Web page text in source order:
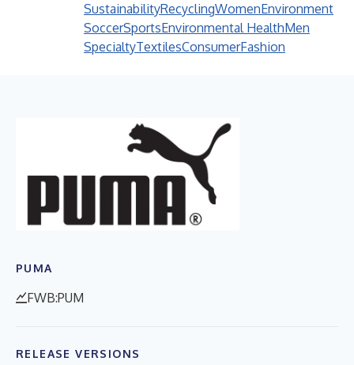
SustainabilityRecyclingWomenEnvironment
SoccerSportsEnvironmental HealthMen
SpecialtyTextilesConsumerFashion
PUMA
FWB:PUM
RELEASE VERSIONS